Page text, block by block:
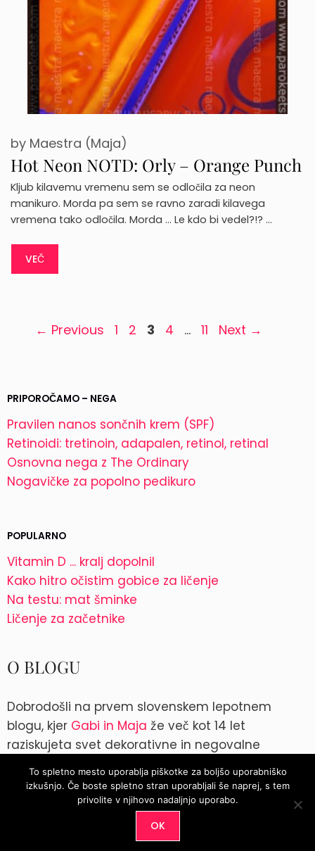
Hot Neon NOTD: Orly – Orange Punch
by Maestra (Maja)
Kljub kilavemu vremenu sem se odločila za neon
manikuro. Morda pa sem se ravno zaradi kilavega
vremena tako odločila. Morda … Le kdo bi vedel?!? …
VEČ
← Previous Page
1 Page
2 Page
3 Page
4 … Page
11 Next →
PRIPOROČAMO – NEGA
Pravilen nanos sončnih krem (SPF)
Retinoidi: tretinoin, adapalen, retinol, retinal
Osnovna nega z The Ordinary
Nogavičke za popolno pedikuro
POPULARNO
Vitamin D ... kralj dopolnil
Kako hitro očistim gobice za ličenje
Na testu: mat šminke
Ličenje za začetnike
O BLOGU
Dobrodošli na prvem slovenskem lepotnem
blogu, kjer Gabi in Maja že več kot 14 let
raziskujeta svet dekorativne in negovalne
kozmetike. Kontakt: blog@parokeets.com
Instagram
Instagram
Parokeets.com|
To spletno mesto uporablja piškotke za boljšo uporabniško
izkušnjo. Če boste spletno stran uporabljali še naprej, s tem
privolite v njihovo nadaljnjo uporabo.
OK